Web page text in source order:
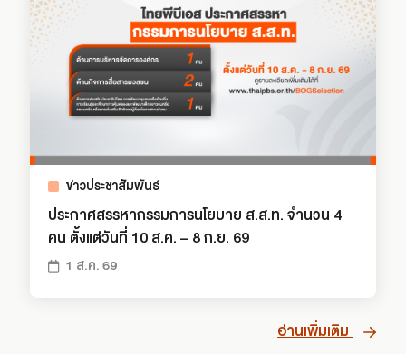
ข่าวประชาสัมพันธ์
ประกาศสรรหากรรมการนโยบาย ส.ส.ท. จำนวน 4
คน ตั้งแต่วันที่ 10 ส.ค. – 8 ก.ย. 69
1 ส.ค. 69
อ่านเพิ่มเติม